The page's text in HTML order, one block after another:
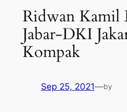
Ridwan Kamil
Jabar-DKI
Kompak
Sep 25, 2021—by